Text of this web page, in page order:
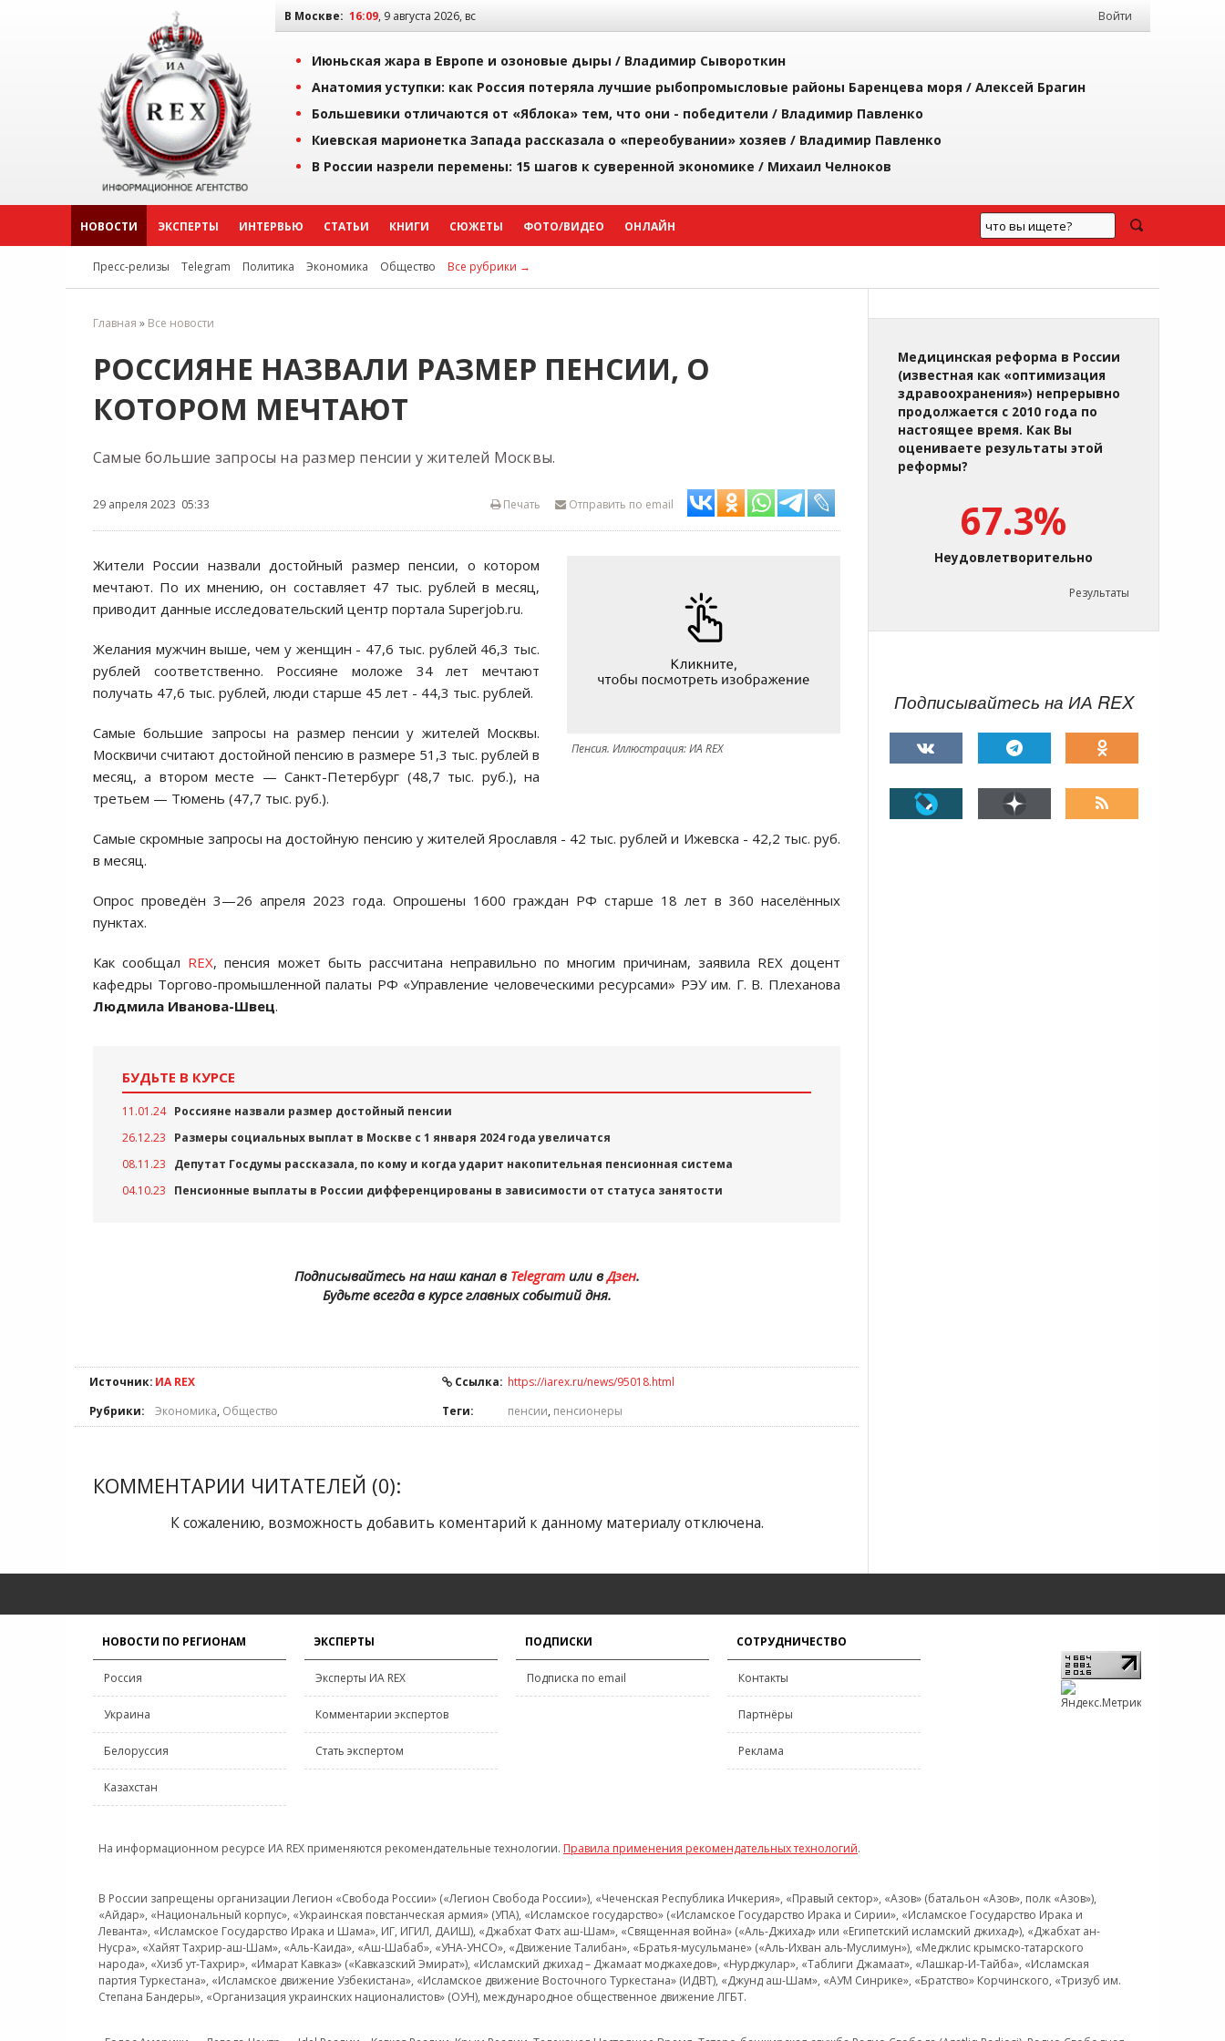
В Москве: 16:09, 9 августа 2026, вс Войти
Июньская жара в Европе и озоновые дыры / Владимир Сывороткин
Анатомия уступки: как Россия потеряла лучшие рыбопромысловые районы Баренцева моря / Алексей Брагин
Большевики отличаются от «Яблока» тем, что они - победители / Владимир Павленко
Киевская марионетка Запада рассказала о «переобувании» хозяев / Владимир Павленко
В России назрели перемены: 15 шагов к суверенной экономике / Михаил Челноков
НОВОСТИ ЭКСПЕРТЫ ИНТЕРВЬЮ СТАТЬИ КНИГИ СЮЖЕТЫ ФОТО/ВИДЕО ОНЛАЙН
Пресс-релизы Telegram Политика Экономика Общество Все рубрики →
Главная » Все новости
РОССИЯНЕ НАЗВАЛИ РАЗМЕР ПЕНСИИ, О
КОТОРОМ МЕЧТАЮТ
Самые большие запросы на размер пенсии у жителей Москвы.
29 апреля 2023 05:33 Отправить по email
Печать
Пенсия. Иллюстрация: ИА REX
Жители России назвали достойный размер пенсии, о котором
мечтают. По их мнению, он составляет 47 тыс. рублей в месяц,
приводит данные исследовательский центр портала Superjob.ru.
Желания мужчин выше, чем у женщин - 47,6 тыс. рублей 46,3 тыс.
рублей соответственно. Россияне моложе 34 лет мечтают
получать 47,6 тыс. рублей, люди старше 45 лет - 44,3 тыс. рублей.
Самые большие запросы на размер пенсии у жителей Москвы.
Москвичи считают достойной пенсию в размере 51,3 тыс. рублей в
месяц, а втором месте — Санкт-Петербург (48,7 тыс. руб.), на
третьем — Тюмень (47,7 тыс. руб.).
Самые скромные запросы на достойную пенсию у жителей Ярославля - 42 тыс. рублей и Ижевска - 42,2 тыс. руб.
в месяц.
Опрос проведён 3—26 апреля 2023 года. Опрошены 1600 граждан РФ старше 18 лет в 360 населённых
пунктах.
Как сообщал REX, пенсия может быть рассчитана неправильно по многим причинам, заявила REX доцент
кафедры Торгово-промышленной палаты РФ «Управление человеческими ресурсами» РЭУ им. Г. В. Плеханова
Людмила Иванова-Швец.
БУДЬТЕ В КУРСЕ
11.01.24 Россияне назвали размер достойный пенсии
26.12.23
Размеры социальных выплат в Москве с 1 января 2024 года увеличатся
08.11.23
Депутат Госдумы рассказала, по кому и когда ударит накопительная пенсионная система
04.10.23
Пенсионные выплаты в России дифференцированы в зависимости от статуса занятости
Подписывайтесь на наш канал в Telegramили вДзен.
Будьте всегда в курсе главных событий дня.
Источник: ИА REX Ссылка: https://iarex.ru/news/95018.html
Рубрики:
Экономика, Общество Теги: пенсии, пенсионеры
КОММЕНТАРИИ ЧИТАТЕЛЕЙ (0):
К сожалению, возможность добавить коментарий к данному материалу отключена.
Медицинская реформа в России
(известная как «оптимизация
здравоохранения») непрерывно
продолжается с 2010 года по
настоящее время. Как Вы
оцениваете результаты этой
реформы?
67.3%
Неудовлетворительно
Результаты
Подписывайтесь на ИА REX
НОВОСТИ ПО РЕГИОНАМ
Россия
Украина
Белоруссия
Казахстан
ЭКСПЕРТЫ
Эксперты ИА REX
Комментарии экспертов
Стать экспертом
ПОДПИСКИ
Подписка по email
СОТРУДНИЧЕСТВО
Контакты
Партнёры
Реклама
На информационном ресурсе ИА REX применяются рекомендательные технологии. Правила применения рекомендательных технологий.
В России запрещены организации Легион «Свобода России» («Легион Свобода России»), «Чеченская Республика Ичкерия», «Правый сектор», «Азов» (батальон «Азов», полк «Азов»),
«Айдар», «Национальный корпус», «Украинская повстанческая армия» (УПА), «Исламское государство» («Исламское Государство Ирака и Сирии», «Исламское Государство Ирака и
Леванта», «Исламское Государство Ирака и Шама», ИГ, ИГИЛ, ДАИШ), «Джабхат Фатх аш-Шам», «Священная война» («Аль-Джихад» или «Египетский исламский джихад»), «Джабхат ан-
Нусра», «Хайят Тахрир-аш-Шам», «Аль-Каида», «Аш-Шабаб», «УНА-УНСО», «Движение Талибан», «Братья-мусульмане» («Аль-Ихван аль-Муслимун»), «Меджлис крымско-татарского
народа», «Хизб ут-Тахрир», «Имарат Кавказ» («Кавказский Эмират»), «Исламский джихад – Джамаат моджахедов», «Нурджулар», «Таблиги Джамаат», «Лашкар-И-Тайба», «Исламская
партия Туркестана», «Исламское движение Узбекистана», «Исламское движение Восточного Туркестана» (ИДВТ), «Джунд аш-Шам», «АУМ Синрике», «Братство» Корчинского, «Тризуб им.
Степана Бандеры», «Организация украинских националистов» (ОУН), международное общественное движение ЛГБТ.